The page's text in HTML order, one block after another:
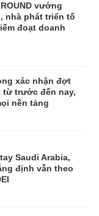
vướng
nhà phát triển tố
đoạt doanh
xác nhận đợt
từ trước đến nay,
nền tảng
Saudi Arabia,
định vẫn theo